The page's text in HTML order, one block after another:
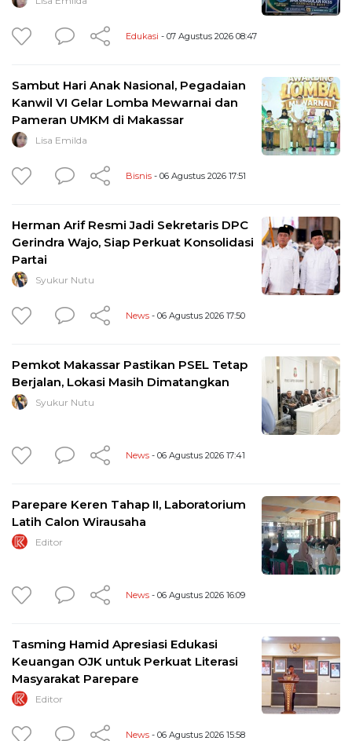
Edukasi - 07 Agustus 2026 08:47
Sambut Hari Anak Nasional, Pegadaian
Kanwil VI Gelar Lomba Mewarnai dan
Pameran UMKM di Makassar
Lisa Emilda
Bisnis - 06 Agustus 2026 17:51
Herman Arif Resmi Jadi Sekretaris DPC
Gerindra Wajo, Siap Perkuat Konsolidasi
Partai
Syukur Nutu
News - 06 Agustus 2026 17:50
Pemkot Makassar Pastikan PSEL Tetap
Berjalan, Lokasi Masih Dimatangkan
Syukur Nutu
News - 06 Agustus 2026 17:41
Parepare Keren Tahap II, Laboratorium
Latih Calon Wirausaha
Editor
News - 06 Agustus 2026 16:09
Tasming Hamid Apresiasi Edukasi
Keuangan OJK untuk Perkuat Literasi
Masyarakat Parepare
Editor
News - 06 Agustus 2026 15:58